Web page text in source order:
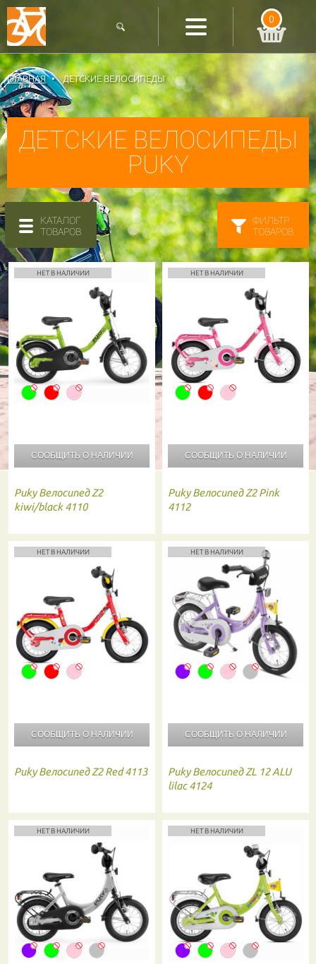
0
ГЛАВНАЯ ДЕТСКИЕ ВЕЛОСИПЕДЫ
ДЕТСКИЕ ВЕЛОСИПЕДЫ
PUKY
КАТАЛОГ
ТОВАРОВ
ФИЛЬТР
ТОВАРОВ
НЕТ В НАЛИЧИИ
СООБЩИТЬ О НАЛИЧИИ
Puky Велосипед Z2
kiwi/black 4110
НЕТ В НАЛИЧИИ
СООБЩИТЬ О НАЛИЧИИ
Puky Велосипед Z2 Pink
4112
НЕТ В НАЛИЧИИ
СООБЩИТЬ О НАЛИЧИИ
Puky Велосипед Z2 Red 4113
НЕТ В НАЛИЧИИ
СООБЩИТЬ О НАЛИЧИИ
Puky Велосипед ZL 12 ALU
lilac 4124
НЕТ В НАЛИЧИИ НЕТ В НАЛИЧИИ